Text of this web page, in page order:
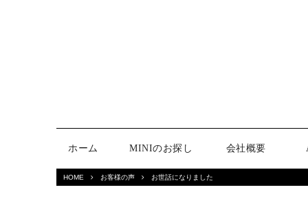
ホーム MINIのお探し 会社概要
HOME お客様の声 お世話になりました